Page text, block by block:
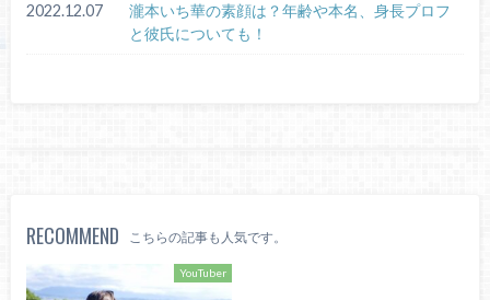
2022.12.07
瀧本いち華の素顔は？年齢や本名、身長プロフ
と彼氏についても！
RECOMMEND こちらの記事も人気です。
YouTuber